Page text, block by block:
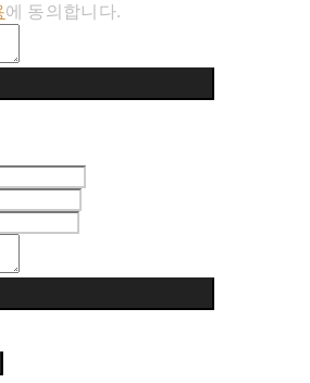
에 동의합니다.